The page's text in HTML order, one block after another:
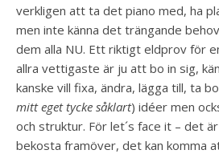
verkligen att ta det piano med, ha
men inte känna det trängande
dem alla NU. Ett riktigt eldprov för
allra vettigaste är ju att bo in sig,
kanske vill fixa, ändra, lägga till, ta
mitt eget tycke såklart) idéer men
och struktur. För let´s face it – det
bekosta framöver, det kan komma